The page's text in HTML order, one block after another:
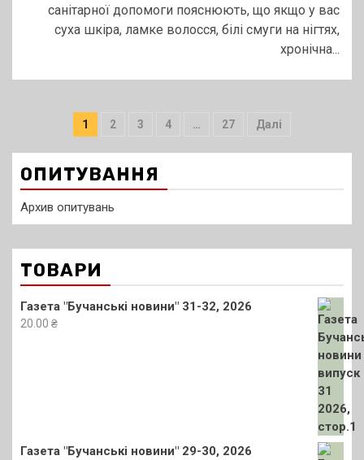
санітарної допомоги пояснюють, що якщо у вас
суха шкіра, ламке волосся, білі смуги на нігтях,
хронічна...
Пагінація
записів
1 2 3 4 … 27 Далі
ОПИТУВАННЯ
Архив опитувань
ТОВАРИ
Газета "Бучанські новини" 31-32, 2026
20.00 ₴
Газета "Бучанські новини" 29-30, 2026